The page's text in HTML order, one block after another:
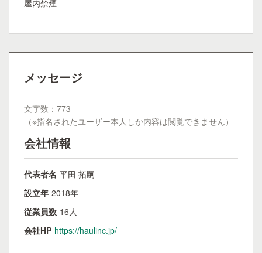
屋内禁煙
メッセージ
文字数：773
（※指名されたユーザー本人しか内容は閲覧できません）
会社情報
代表者名 平田 拓嗣
設立年 2018年
従業員数 16人
会社HP https://haulinc.jp/